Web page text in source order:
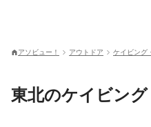
アソビュー！ アウトドア ケイビング
東北のケイビン